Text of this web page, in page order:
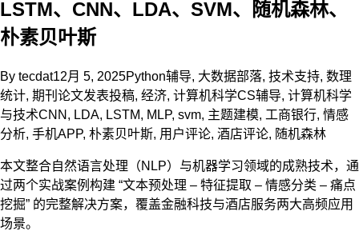
LSTM、CNN、LDA、SVM、随机森林、
朴素贝叶斯
By tecdat12月 5, 2025Python辅导, 大数据部落, 技术支持, 数理
统计, 期刊论文发表投稿, 经济, 计算机科学CS辅导, 计算机科学
与技术CNN , LDA, LSTM, MLP, svm, 主题建模, 工商银行, 情感
分析, 手机APP, 朴素贝叶斯, 用户评论, 酒店评论, 随机森林
本文整合自然语言处理（NLP）与机器学习领域的成熟技术，通
过两个实战案例构建 “文本预处理 – 特征提取 – 情感分类 – 痛点
挖掘” 的完整解决方案，覆盖金融科技与酒店服务两大高频应用
场景。